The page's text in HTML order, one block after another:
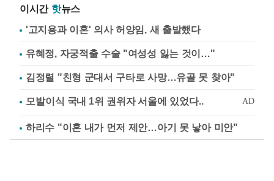
이시간 핫뉴스
'고지용과 이혼' 의사 허양임, 새 출발했다
유혜정, 자궁적출 수술 "여성성 잃는 것이…"
김정렬 "친형 군대서 구타로 사망…유골 못 찾아"
하리수 "이혼 내가 먼저 제안…아기 못 낳아 미안"